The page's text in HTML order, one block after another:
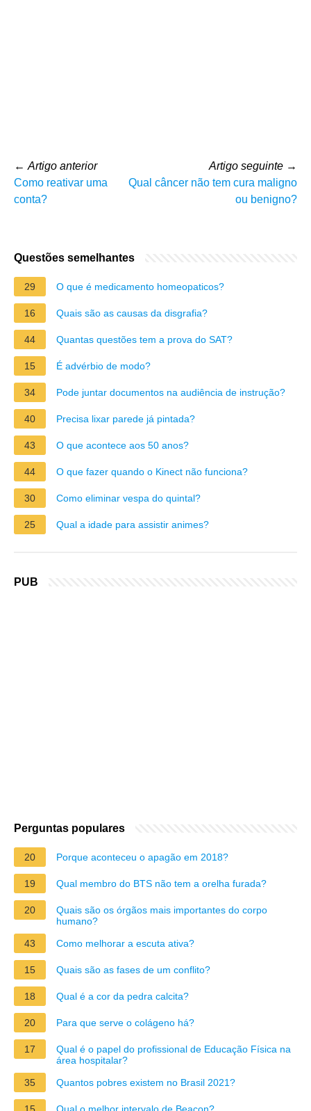
← Artigo anterior
Como reativar uma
conta?
Artigo seguinte →
Qual câncer não tem cura maligno
ou benigno?
Questões semelhantes
29 O que é medicamento homeopaticos?
16 Quais são as causas da disgrafia?
44 Quantas questões tem a prova do SAT?
15 É advérbio de modo?
34 Pode juntar documentos na audiência de instrução?
40 Precisa lixar parede já pintada?
43 O que acontece aos 50 anos?
44 O que fazer quando o Kinect não funciona?
30 Como eliminar vespa do quintal?
25 Qual a idade para assistir animes?
PUB
Perguntas populares
20 Porque aconteceu o apagão em 2018?
19 Qual membro do BTS não tem a orelha furada?
20
Quais são os órgãos mais importantes do corpo
humano?
43
Como melhorar a escuta ativa?
15 Quais são as fases de um conflito?
18 Qual é a cor da pedra calcita?
20 Para que serve o colágeno há?
17
Qual é o papel do profissional de Educação Física na
área hospitalar?
35
Quantos pobres existem no Brasil 2021?
15 Qual o melhor intervalo de Beacon?